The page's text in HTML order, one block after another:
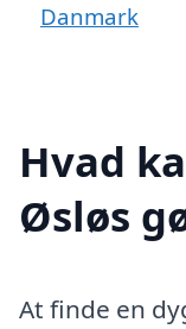
Danmark
Hvad
Øsløs
At finde en